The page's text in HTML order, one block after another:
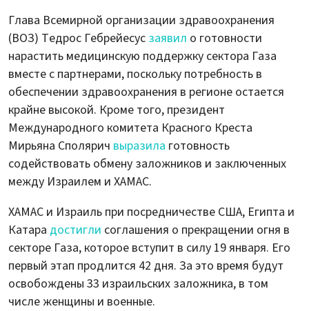
Глава Всемирной организации здравоохранения
(ВОЗ) Тедрос Гебрейесус заявил о готовности
нарастить медицинскую поддержку сектора Газа
вместе с партнерами, поскольку потребность в
обеспечении здравоохранения в регионе остается
крайне высокой. Кроме того, президент
Международного комитета Красного Креста
Мирьяна Сполярич выразила готовность
содействовать обмену заложников и заключенных
между Израилем и ХАМАС.
ХАМАС и Израиль при посредничестве США, Египта и
Катара достигли соглашения о прекращении огня в
секторе Газа, которое вступит в силу 19 января. Его
первый этап продлится 42 дня. За это время будут
освобождены 33 израильских заложника, в том
числе женщины и военные.